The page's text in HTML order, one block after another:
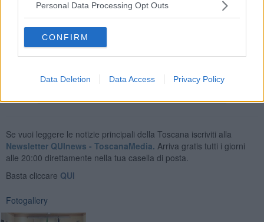
Personal Data Processing Opt Outs
CONFIRM
Data Deletion Data Access Privacy Policy
ha omaggiato con una targa ricordo il geometra Aldo Mancini nel
suo ultimo giorno di lavoro presso il nostro Comune prima del
pensionamento. Tutto il Consiglio si è unito ai
sindacoad Aldo, memoria storica del nostro comune. Un
Castiglionese al servizio dei Castiglionesi per 43 anni!”.
Se vuoi leggere le notizie principali della Toscana iscriviti alla
Newsletter QUInews - ToscanaMedia. Arriva gratis tutti i giorni
alle 20:00 direttamente nella tua casella di posta.
Basta cliccare QUI
Fotogallery